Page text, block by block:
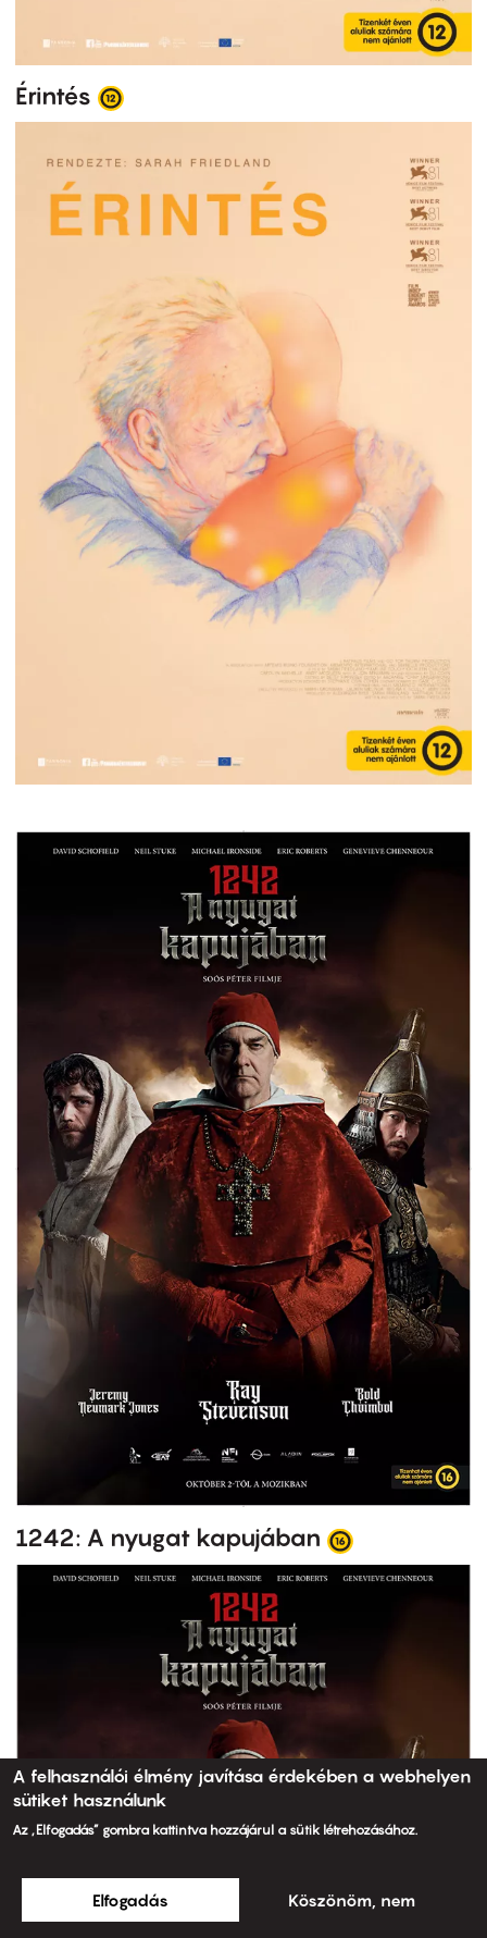
Érintés
1242: A nyugat kapujában
A felhasználói élmény javítása érdekében a webhelyen
sütiket használunk
Az „Elfogadás” gombra kattintva hozzájárul a sütik létrehozásához.
Elfogadás Köszönöm, nem